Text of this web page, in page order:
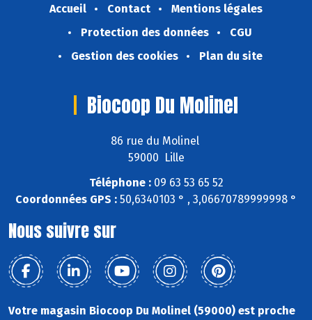
Accueil Contact
Mentions légales
Protection des données
CGU
Gestion des cookies
Plan du site
Biocoop Du Molinel
86 rue du Molinel
59000 Lille
Téléphone :09 63 53 65 52
Coordonnées GPS : 50,6340103 ° , 3,06670789999998 °
Nous suivre sur
Votre magasin Biocoop Du Molinel (59000) est proche